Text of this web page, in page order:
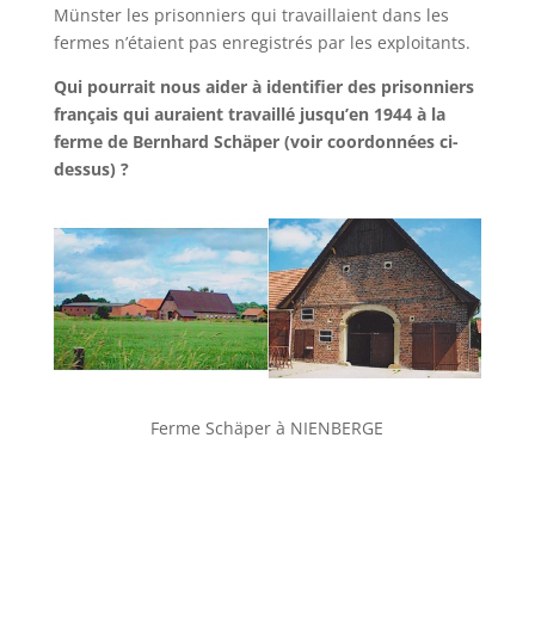
Münster les prisonniers qui travaillaient dans les
fermes n’étaient pas enregistrés par les exploitants.
Qui pourrait nous aider à identifier des prisonniers
français qui auraient travaillé jusqu’en 1944 à la
ferme de Bernhard Schäper (voir coordonnées ci-
dessus) ?
Ferme Schäper à NIENBERGE